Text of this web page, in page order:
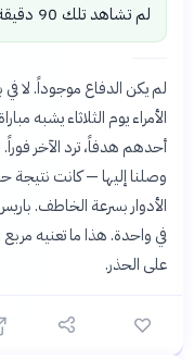
لم تشاهد تلك 90 دقيقة.
لم يكن الدفاع موجوداً. لا
الأمراء يوم الثلاثاء يشبه
وصلنا إليها — كانت نتيجة
الأدوار بسرعة الخاطف.
في واحدة. هذا ما تعنيه
على الحذر.